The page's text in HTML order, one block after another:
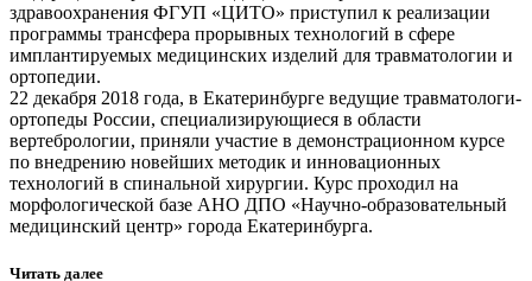
здравоохранения ФГУП «ЦИТО» приступил к реализации
программы трансфера прорывных технологий в сфере
имплантируемых медицинских изделий для травматологии и
ортопедии.
22 декабря 2018 года, в Екатеринбурге ведущие травматологи-
ортопеды России, специализирующиеся в области
вертебрологии, приняли участие в демонстрационном курсе
по внедрению новейших методик и инновационных
технологий в спинальной хирургии. Курс проходил на
морфологической базе АНО ДПО «Научно-образовательный
медицинский центр» города Екатеринбурга.
Читать далее